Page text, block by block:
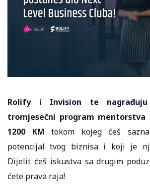
Rolify i Invision
te
tromjesečni program mentorstva
1200 KM tokom kojeg ćeš
potencijal tvog biznisa i koji je
Dijelit ćeš iskustva sa drugim
ćete prava raja!